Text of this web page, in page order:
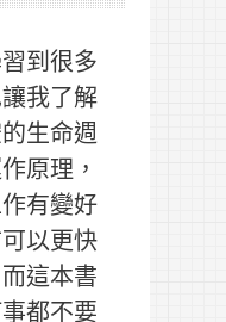
到很多
我了解
生命週
原理，
有變好
以更快
這本書
都不要